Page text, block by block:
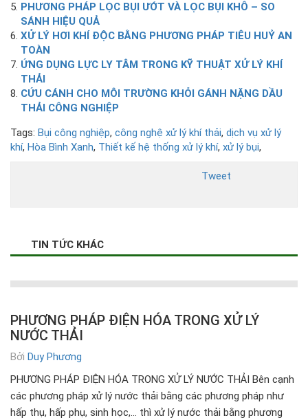
PHƯƠNG PHÁP LỌC BỤI ƯỚT VÀ LỌC BỤI KHÔ – SO
SÁNH HIỆU QUẢ
XỬ LÝ HƠI KHÍ ĐỘC BẰNG PHƯƠNG PHÁP TIÊU HUỶ AN
TOÀN
ỨNG DỤNG LỰC LY TÂM TRONG KỸ THUẬT XỬ LÝ KHÍ
THẢI
CỨU CÁNH CHO MÔI TRƯỜNG KHỎI GÁNH NẶNG DẦU
THẢI CÔNG NGHIỆP
Tags: Bụi công nghiệp, công nghệ xử lý khí thải, dịch vụ xử lý
khí, Hòa Bình Xanh, Thiết kế hệ thống xử lý khí, xử lý bụi,
Tweet
TIN TỨC KHÁC
PHƯƠNG PHÁP ĐIỆN HÓA TRONG XỬ LÝ
NƯỚC THẢI
Bởi Duy Phương
PHƯƠNG PHÁP ĐIỆN HÓA TRONG XỬ LÝ NƯỚC THẢI Bên cạnh
các phương pháp xử lý nước thải bằng các phương pháp như
hấp thụ, hấp phụ, sinh học,… thì xử lý nước thải bằng phương